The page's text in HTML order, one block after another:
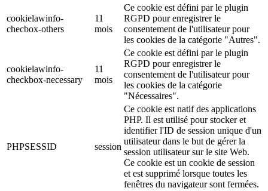
cookielawinfo-
checbox-others
11
mois
Ce cookie est défini par le plugin
RGPD pour enregistrer le
consentement de l'utilisateur pour
les cookies de la catégorie "Autres".
cookielawinfo-
checkbox-necessary
11
mois
Ce cookie est défini par le plugin
RGPD pour enregistrer le
consentement de l'utilisateur pour
les cookies de la catégorie
"Nécessaires".
PHPSESSID session
Ce cookie est natif des applications
PHP. Il est utilisé pour stocker et
identifier l'ID de session unique d'un
utilisateur dans le but de gérer la
session utilisateur sur le site Web.
Ce cookie est un cookie de session
et est supprimé lorsque toutes les
fenêtres du navigateur sont fermées.